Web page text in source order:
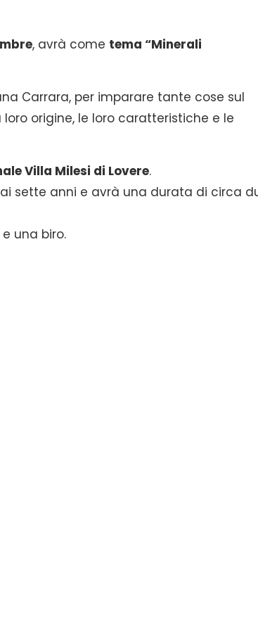
, avrà come tema “Minerali
Carrara, per imparare tante cose sul
origine, le loro caratteristiche e le
Villa Milesi di Lovere.
sette anni e avrà una durata di circa
una biro.